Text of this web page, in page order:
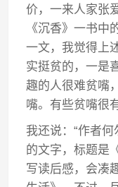
价，一来人家张
《沉香》一书中
一文，我觉得上
实挺贫的，一是
趣的人很难贫嘴
嘴。有些贫嘴很
我还说：“作者
的文字，标题是
写读后感，会凑